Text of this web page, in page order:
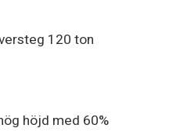
120 ton
höjd med 60%